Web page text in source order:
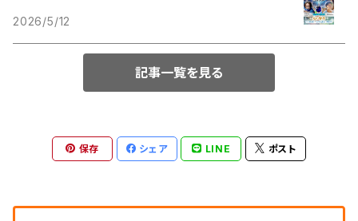
2026/5/12
記事一覧を見る
保存 シェア LINE ポスト